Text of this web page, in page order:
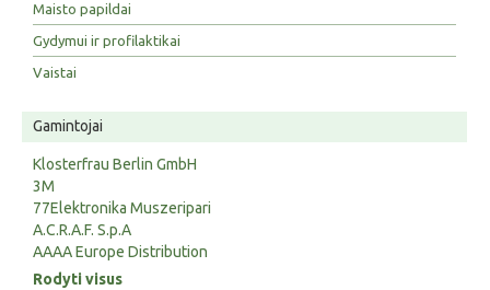
Maisto papildai
Gydymui ir profilaktikai
Vaistai
Gamintojai
Klosterfrau Berlin GmbH
3M
77Elektronika Muszeripari
A.C.R.A.F. S.p.A
AAAA Europe Distribution
Rodyti visus